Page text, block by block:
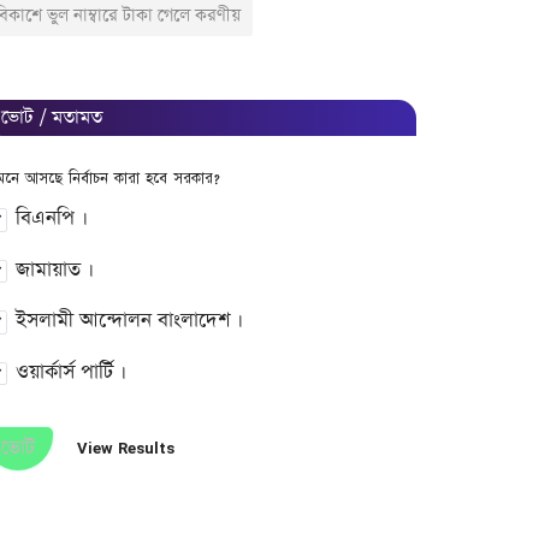
ভুল নাম্বারে টাকা গেলে করণীয়
ভোট / মতামত
আসছে নির্বাচন কারা হবে সরকার?
বিএনপি ।
জামায়াত ।
ইসলামী আন্দোলন বাংলাদেশ ।
ওয়ার্কার্স পার্টি ।
ভোট View Results